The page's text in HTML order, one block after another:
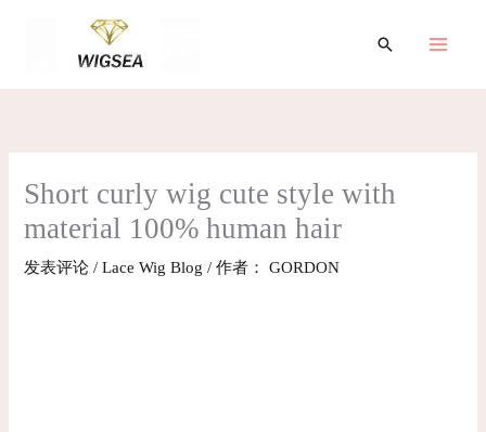
搜
Short curly wig cute style with
material 100% human hair
发表评论 /Lace Wig Blog / 作者： GORDON